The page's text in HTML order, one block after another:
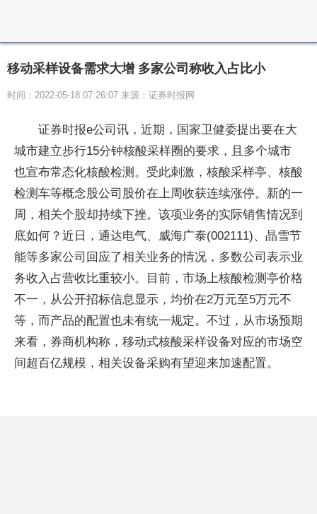
移动采样设备需求大增 多家公司称收入占比小
时间：2022-05-18 07:26:07 来源：证券时报网
证券时报e公司讯，近期，国家卫健委提出要在大
城市建立步行15分钟核酸采样圈的要求，且多个城市
也宣布常态化核酸检测。受此刺激，核酸采样亭、核酸
检测车等概念股公司股价在上周收获连续涨停。新的一
周，相关个股却持续下挫。该项业务的实际销售情况到
底如何？近日，通达电气、威海广泰(002111)、晶雪节
能等多家公司回应了相关业务的情况，多数公司表示业
务收入占营收比重较小。目前，市场上核酸检测亭价格
不一，从公开招标信息显示，均价在2万元至5万元不
等，而产品的配置也未有统一规定。不过，从市场预期
来看，券商机构称，移动式核酸采样设备对应的市场空
间超百亿规模，相关设备采购有望迎来加速配置。